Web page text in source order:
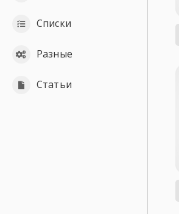
Списки
Разные
Статьи